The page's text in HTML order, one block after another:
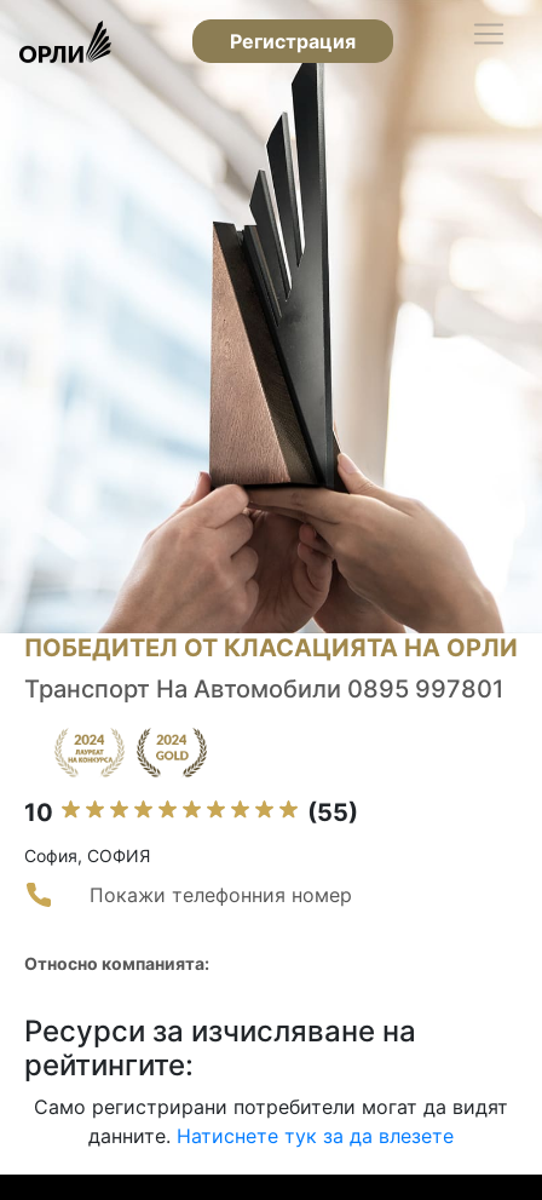
Регистрация
ПОБЕДИТЕЛ ОТ КЛАСАЦИЯТА НА ОРЛИ
Транспорт На Автомобили 0895 997801
10 (55)
София, СОФИЯ
Покажи телефонния номер
Относно компанията:
Ресурси за изчисляване на
рейтингите:
Само регистрирани потребители могат да видят
данните. Натиснете тук за да влезете